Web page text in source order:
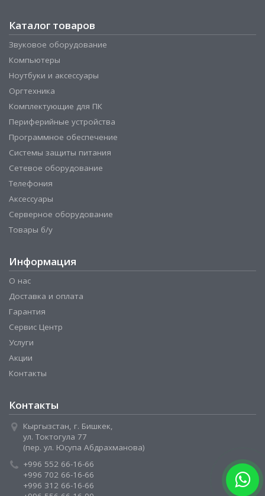
Каталог товаров
Звуковое оборудование
Компьютеры
Ноутбуки и аксессуары
Оргтехника
Комплектующие для ПК
Периферийные устройства
Программное обеспечение
Системы защиты питания
Сетевое оборудование
Телефония
Аксессуары
Серверное оборудование
Товары б/у
Информация
О нас
Доставка и оплата
Гарантия
Сервис Центр
Услуги
Акции
Контакты
Контакты
Кыргызстан, г. Бишкек,
ул. Токтогула 77
(пер. ул. Юсупа Абдрахманова)
+996 552 66-16-66
+996 702 66-16-66
+996 312 66-16-66